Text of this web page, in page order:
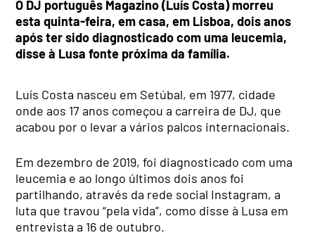
O DJ português Magazino (Luís Costa) morreu
esta quinta-feira, em casa, em Lisboa, dois anos
após ter sido diagnosticado com uma leucemia,
disse à Lusa fonte próxima da família.
Luís Costa nasceu em Setúbal, em 1977, cidade
onde aos 17 anos começou a carreira de DJ, que
acabou por o levar a vários palcos internacionais.
Em dezembro de 2019, foi diagnosticado com uma
leucemia e ao longo últimos dois anos foi
partilhando, através da rede social Instagram, a
luta que travou “pela vida”, como disse à Lusa em
entrevista a 16 de outubro.